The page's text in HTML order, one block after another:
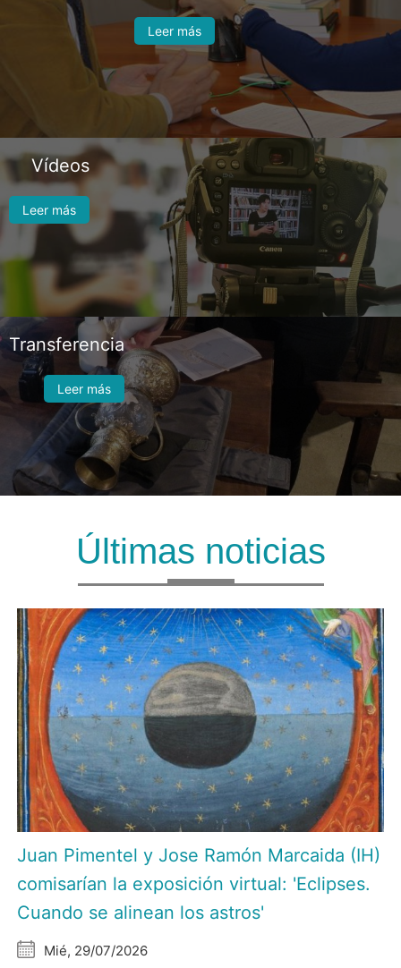
Leer más
Vídeos
Leer más
Transferencia
Leer más
Últimas noticias
Juan Pimentel y Jose Ramón Marcaida (IH)
comisarían la exposición virtual: 'Eclipses.
Cuando se alinean los astros'
Mié, 29/07/2026